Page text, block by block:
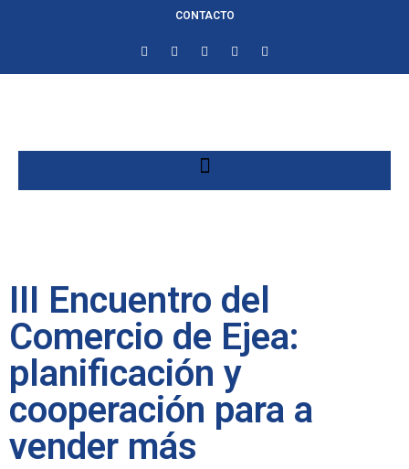
CONTACTO
III Encuentro del
Comercio de Ejea:
planificación y
cooperación para a
vender más